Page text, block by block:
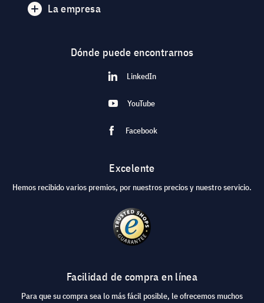
La empresa
Dónde puede encontrarnos
LinkedIn
YouTube
Facebook
Excelente
Hemos recibido varios premios, por nuestros precios y nuestro servicio.
Facilidad de compra en línea
Para que su compra sea lo más fácil posible, le ofrecemos muchos